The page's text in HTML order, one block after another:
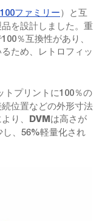
ファミリー）と互
を設計しました。重
％互換性があり、
ため、レトロフィッ
トプリントに100％の
位置などの外形寸法
り、
DVM は高さが
、56%軽量化され